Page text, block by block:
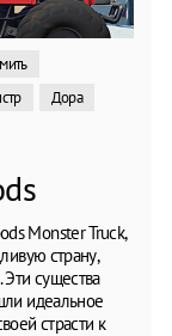
Дора
Monster Truck,
страну,
существа
идеальное
страсти к